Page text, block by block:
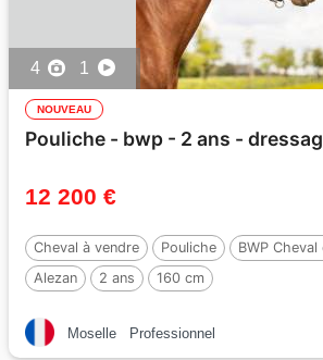
4 1
NOUVEAU
Pouliche - bwp - 2 ans -
12 200 €
Cheval à vendre Pouliche
BWP
Alezan
2 ans 160 cm
Moselle Professionnel